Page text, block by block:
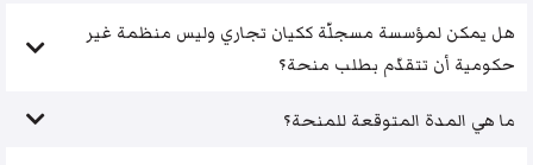
هل يمكن لمؤسسة مسجلّة ككيان تجاري وليس منظمة غير
حكومية أن تتقدّم بطلب منحة؟
ما هي المدة المتوقعة للمنحة؟